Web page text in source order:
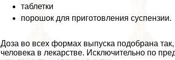
таблетки
порошок для приготовления суспензии.
Доза во всех формах выпуска подобрана
человека в лекарстве. Исключительно по